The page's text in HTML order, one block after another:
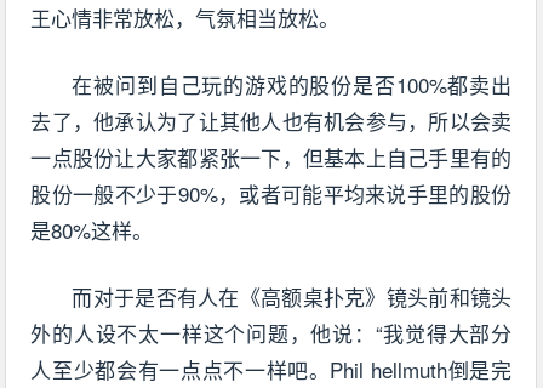
王心情非常放松，气氛相当放松。
在被问到自己玩的游戏的股份是否100%都卖出
去了，他承认为了让其他人也有机会参与，所以会卖
一点股份让大家都紧张一下，但基本上自己手里有的
股份一般不少于90%，或者可能平均来说手里的股份
是80%这样。
而对于是否有人在《高额桌扑克》镜头前和镜头
外的人设不太一样这个问题，他说：“我觉得大部分
人至少都会有一点点不一样吧。Phil hellmuth倒是完